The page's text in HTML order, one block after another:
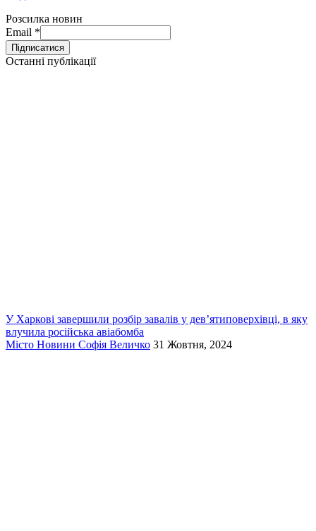
Розсилка новин
Email *
Останні публікації
У Харкові завершили розбір завалів у дев’ятиповерхівці, в яку
влучила російська авіабомба
Місто Новини Софія Величко 31 Жовтня, 2024